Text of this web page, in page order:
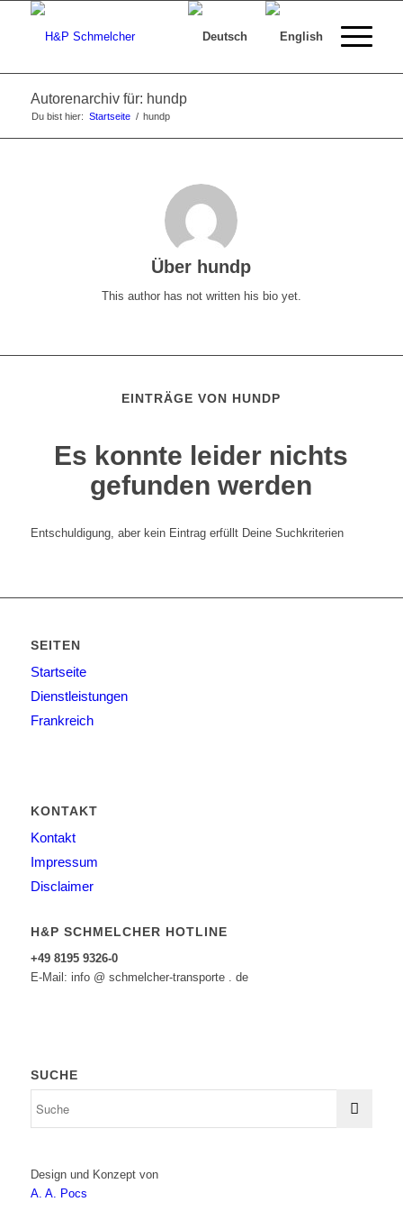
Autorenarchiv für: hundp
Du bist hier: Startseite / hundp
Über hundp
This author has not written his bio yet.
EINTRÄGE VON HUNDP
Es konnte leider nichts
gefunden werden
Entschuldigung, aber kein Eintrag erfüllt Deine Suchkriterien
SEITEN
Startseite
Dienstleistungen
Frankreich
KONTAKT
Kontakt
Impressum
Disclaimer
H&P SCHMELCHER HOTLINE
+49 8195 9326-0
E-Mail: info @ schmelcher-transporte . de
SUCHE
Design und Konzept von
A. A. Pocs